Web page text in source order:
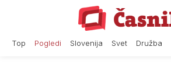
Top Pogledi Slovenija Svet Družba